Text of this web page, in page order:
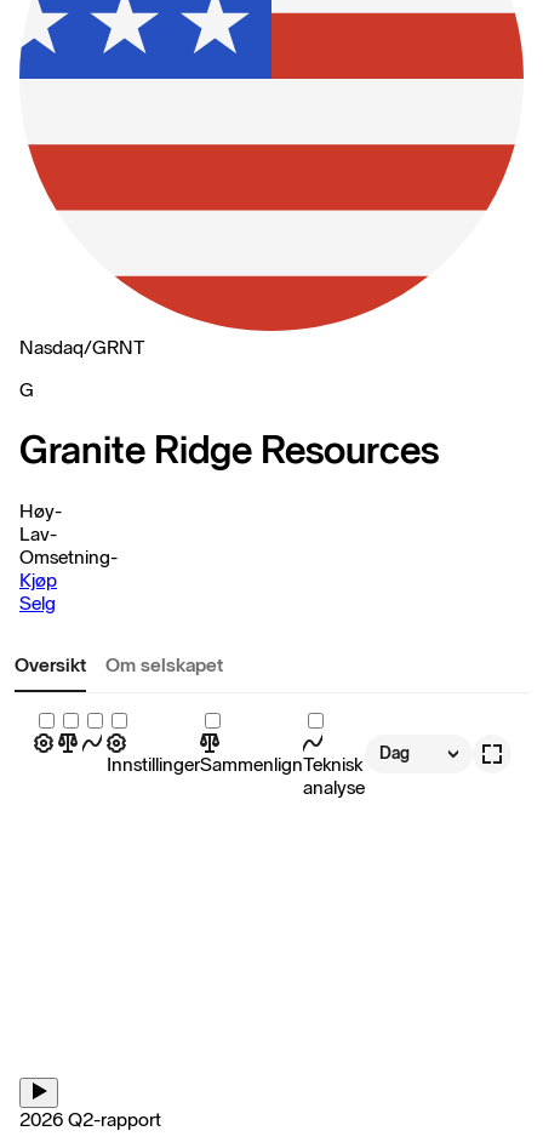
Nasdaq/GRNT
G
Granite Ridge Resources
Høy-
Lav-
Omsetning-
Kjøp
Selg
Oversikt Om selskapet
InnstillingerSammenlignTeknisk
analyse
Dag
2026 Q2-rapport